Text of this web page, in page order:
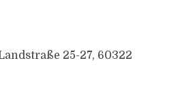
25-27, 60322